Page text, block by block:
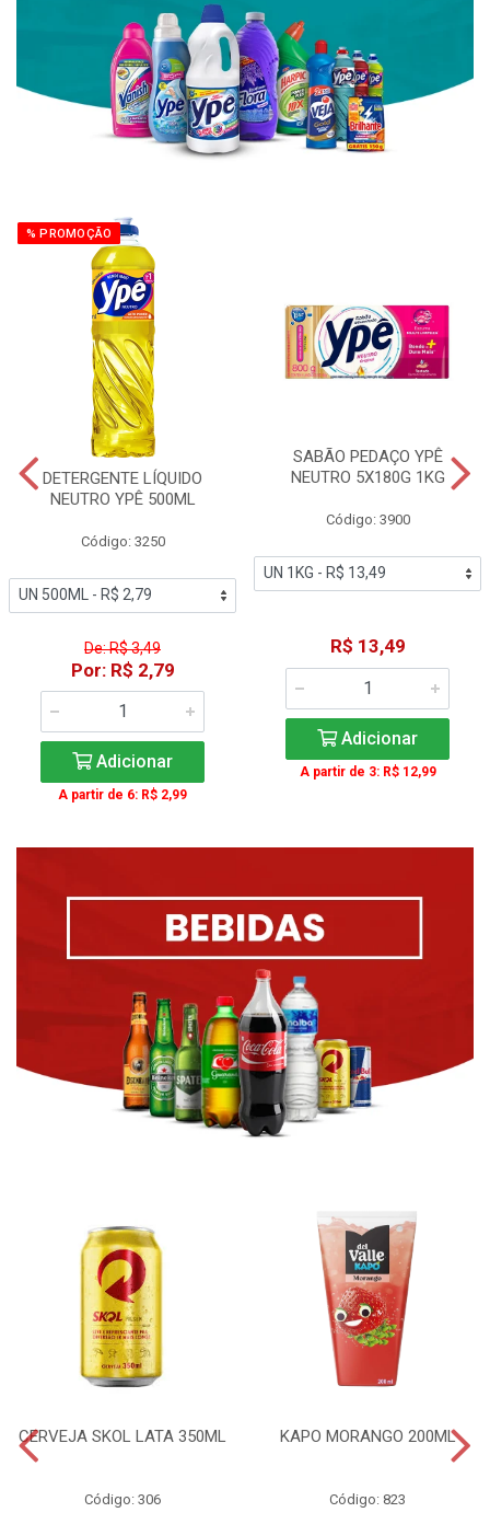
% PROMOÇÃO
DETERGENTE LÍQUIDO
NEUTRO YPÊ 500ML
Código: 3250
De: R$ 3,49
Por: R$ 2,79
Adicionar
A partir de 6: R$ 2,99
SABÃO PEDAÇO YPÊ
NEUTRO 5X180G 1KG
Código: 3900
R$ 13,49
Adicionar
A partir de 3: R$ 12,99
CERVEJA SKOL LATA 350ML
Código: 306
KAPO MORANGO 200ML
Código: 823